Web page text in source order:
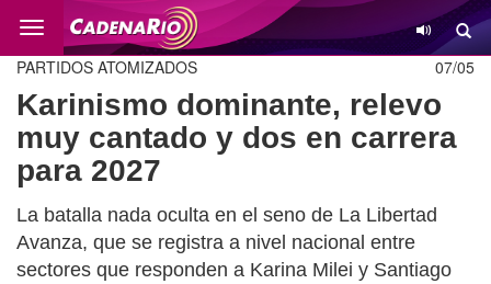
Cambio
07/05
PARTIDOS ATOMIZADOS
Karinismo dominante, relevo
muy cantado y dos en carrera
para 2027
La batalla nada oculta en el seno de La Libertad
Avanza, que se registra a nivel nacional entre
sectores que responden a Karina Milei y Santiago